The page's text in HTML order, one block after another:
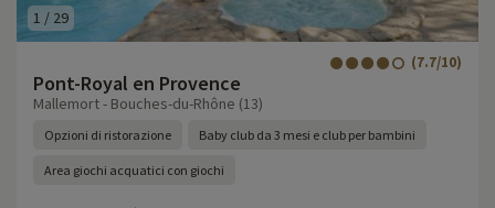
1 / 29
Pont-Royal en Provence
(7.7/10)
Mallemort - Bouches-du-Rhône (13)
Opzioni di ristorazione Baby club da 3 mesi e club per bambini
Area giochi acquatici con giochi